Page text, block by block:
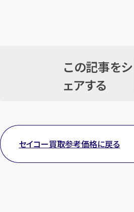
この記事をシ
ェアする
セイコー買取参考価格に戻る